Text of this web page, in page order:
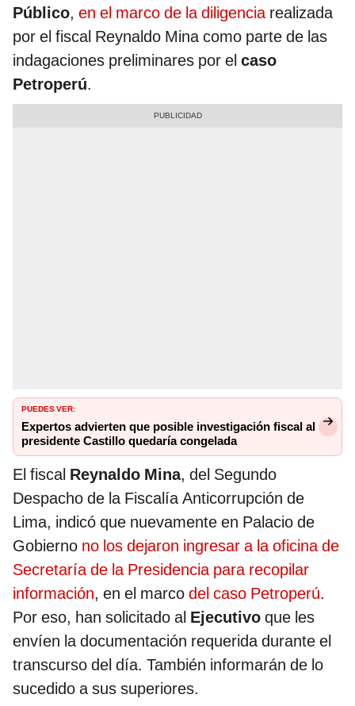
Público, en el marco de la diligenciarealizada
por el fiscal Reynaldo Mina como parte de las
indagaciones preliminares por el caso
Petroperú.
PUEDES VER:
Expertos advierten que posible investigación fiscal al
presidente Castillo quedaría congelada
El fiscal Reynaldo Mina, del Segundo
Despacho de la Fiscalía Anticorrupción de
Lima, indicó que nuevamente en Palacio de
Gobierno no los dejaron ingresar a la oficina de
Secretaría de la Presidencia para recopilar
información, en el marco del caso Petroperú.
Por eso, han solicitado al Ejecutivo que les
envíen la documentación requerida durante el
transcurso del día. También informarán de lo
sucedido a sus superiores.